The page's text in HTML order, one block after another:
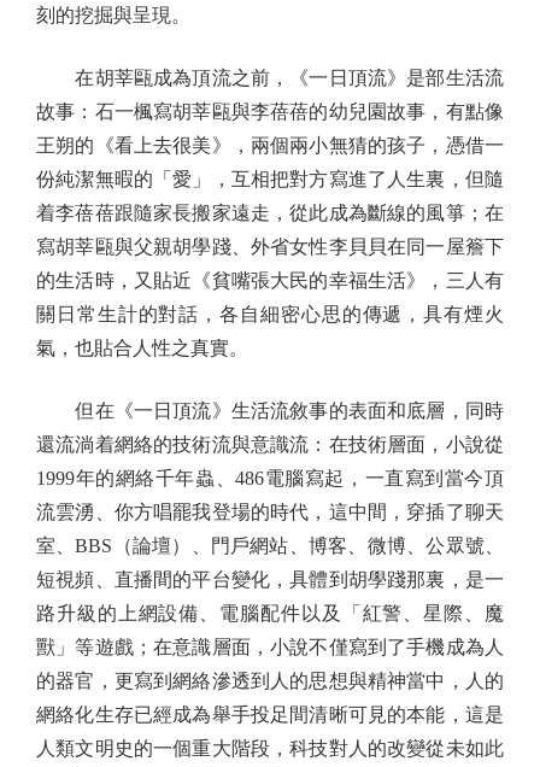
刻的挖掘與呈現。
在胡莘甌成為頂流之前，《一日頂流》是部生活流
故事：石一楓寫胡莘甌與李蓓蓓的幼兒園故事，有點像
王朔的《看上去很美》，兩個兩小無猜的孩子，憑借一
份純潔無暇的「愛」，互相把對方寫進了人生裏，但隨
着李蓓蓓跟隨家長搬家遠走，從此成為斷線的風箏；在
寫胡莘甌與父親胡學踐、外省女性李貝貝在同一屋簷下
的生活時，又貼近《貧嘴張大民的幸福生活》，三人有
關日常生計的對話，各自細密心思的傳遞，具有煙火
氣，也貼合人性之真實。
但在《一日頂流》生活流敘事的表面和底層，同時
還流淌着網絡的技術流與意識流：在技術層面，小說從
1999年的網絡千年蟲、486電腦寫起，一直寫到當今頂
流雲湧、你方唱罷我登場的時代，這中間，穿插了聊天
室、BBS（論壇）、門戶網站、博客、微博、公眾號、
短視頻、直播間的平台變化，具體到胡學踐那裏，是一
路升級的上網設備、電腦配件以及「紅警、星際、魔
獸」等遊戲；在意識層面，小說不僅寫到了手機成為人
的器官，更寫到網絡滲透到人的思想與精神當中，人的
網絡化生存已經成為舉手投足間清晰可見的本能，這是
人類文明史的一個重大階段，科技對人的改變從未如此